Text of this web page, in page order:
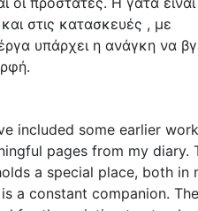
στις κατασκευές , με
υπάρχει η ανάγκη να
included some earlier
pages from my diary.
a special place, both in
a constant companion.